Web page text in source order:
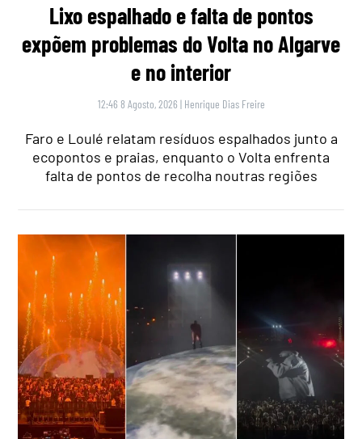
Lixo espalhado e falta de pontos
expõem problemas do Volta no Algarve
e no interior
12:46 8 Agosto, 2026 | Henrique Dias Freire
Faro e Loulé relatam resíduos espalhados junto a
ecopontos e praias, enquanto o Volta enfrenta
falta de pontos de recolha noutras regiões